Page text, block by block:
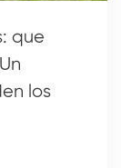
que
los